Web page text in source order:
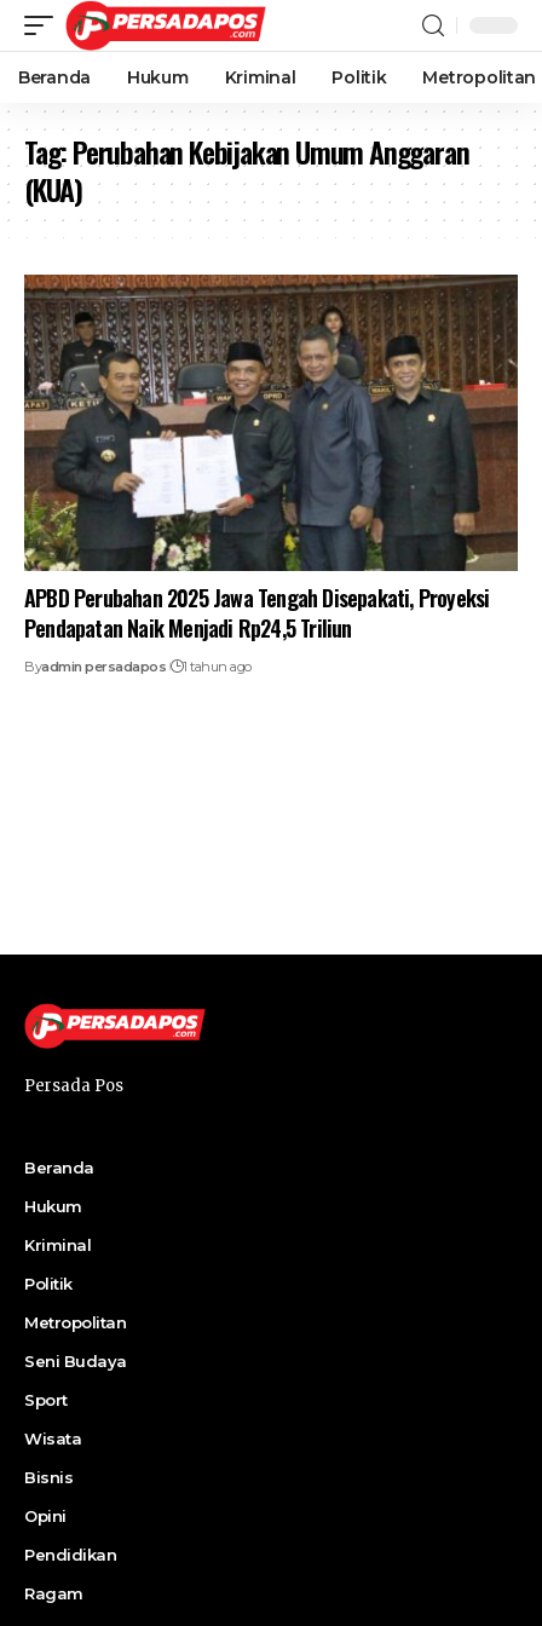
Beranda Hukum Kriminal Politik Metropolitan
Tag:Perubahan Kebijakan Umum Anggaran
(KUA)
APBD Perubahan 2025 Jawa Tengah Disepakati, Proyeksi
Pendapatan Naik Menjadi Rp24,5 Triliun
Byadmin persadapos 1 tahun ago
Persada Pos
Beranda
Hukum
Kriminal
Politik
Metropolitan
Seni Budaya
Sport
Wisata
Bisnis
Opini
Pendidikan
Ragam